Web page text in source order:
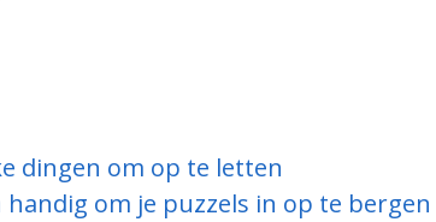
dingen om op te letten
om je puzzels in op te bergen